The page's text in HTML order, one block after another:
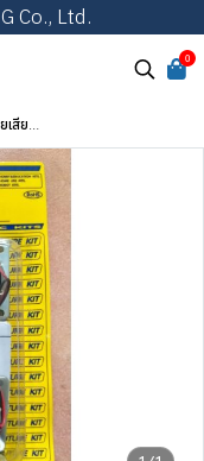
Co., Ltd.
0
พร้อมลำโพง